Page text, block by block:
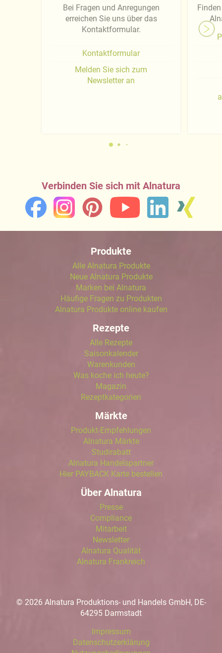
Bei Fragen und Anregungen
erreichen Sie uns über das
Kontaktformular.
Kontaktformular
Melden Sie sich zum
Newsletter an
Verbinden Sie sich mit Alnatura
Produkte
Alle Alnatura Produkte
Neue Alnatura Produkte
Marken bei Alnatura
Häufige Fragen zu Produkten
Alnatura Produkte online kaufen
Rezepte
Alle Rezepte
Saisonkalender
Warenkunden
Was koche ich heute?
Magazin
Rezeptkategorien
Märkte
Produkt-Empfehlungen
Alnatura Märkte
Studirabatt
Alnatura Handelspartner
Hier PAYBACK Karte bestellen
Über Alnatura
Presse
Compliance
Mitarbeit
Newsletter
Alnatura Qualität
Alnatura Frankreich
© 2026 Alnatura Produktions- und Handels GmbH, DE-
64295 Darmstadt
Impressum
Datenschutzerklärung